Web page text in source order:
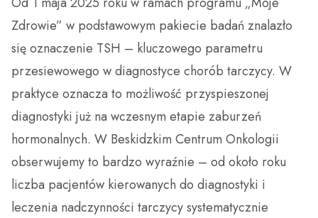
Żywienie dla zdrowia
Dobry Posiłek
Zdrowie” w podstawowym pakiecie badań znalazło
się oznaczenie TSH – kluczowego parametru
przesiewowego w diagnostyce chorób tarczycy. W
praktyce oznacza to możliwość przyspieszonej
diagnostyki już na wczesnym etapie zaburzeń
hormonalnych. W Beskidzkim Centrum Onkologii
obserwujemy to bardzo wyraźnie – od około roku
liczba pacjentów kierowanych do diagnostyki i
leczenia nadczynności tarczycy systematycznie